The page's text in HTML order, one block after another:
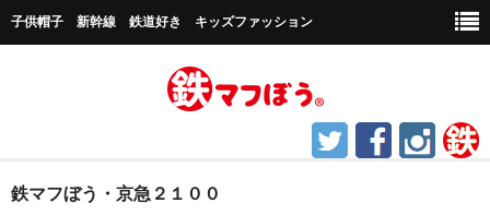
子供帽子 新幹線 鉄道好き キッズファッション
ホーム
鉄マフぼう・京急２１００